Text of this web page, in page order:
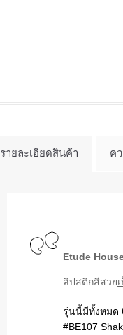
รายละเอียดสินค้า ค
Etude
ลิปสติกสีสวย
รุ่นนี้มีทั้งหมด
#BE107